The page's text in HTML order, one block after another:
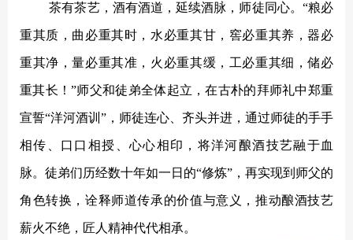
茶有茶艺，酒有酒道，延续酒脉，师徒同心。“粮必
重其质，曲必重其时，水必重其甘，窖必重其养，器必
重其净，量必重其准，火必重其缓，工必重其细，储必
重其长！”师父和徒弟全体起立，在古朴的拜师礼中郑重
宣誓“洋河酒训”，师徒连心、齐头并进，通过师徒的手手
相传、口口相授、心心相印，将洋河酿酒技艺融于血
脉。徒弟们历经数十年如一日的“修炼”，再实现到师父的
角色转换，诠释师道传承的价值与意义，推动酿酒技艺
薪火不绝，匠人精神代代相承。